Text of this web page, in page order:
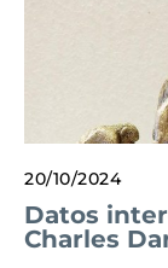
20/10/2024
Datos
Charles